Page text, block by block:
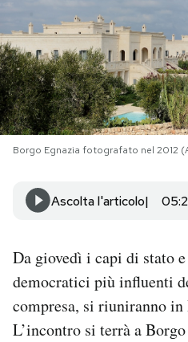
PODCAST
NEWSLETTER
I MIEI PREFERITI
AREA PERSONALE
Area Personale
Newsletter
Borgo Egnazia fotografato nel 2012
Ascolta l'articolo
Da giovedì i capi di stato
democratici più influenti
compresa, si riuniranno in
L’incontro si terrà a